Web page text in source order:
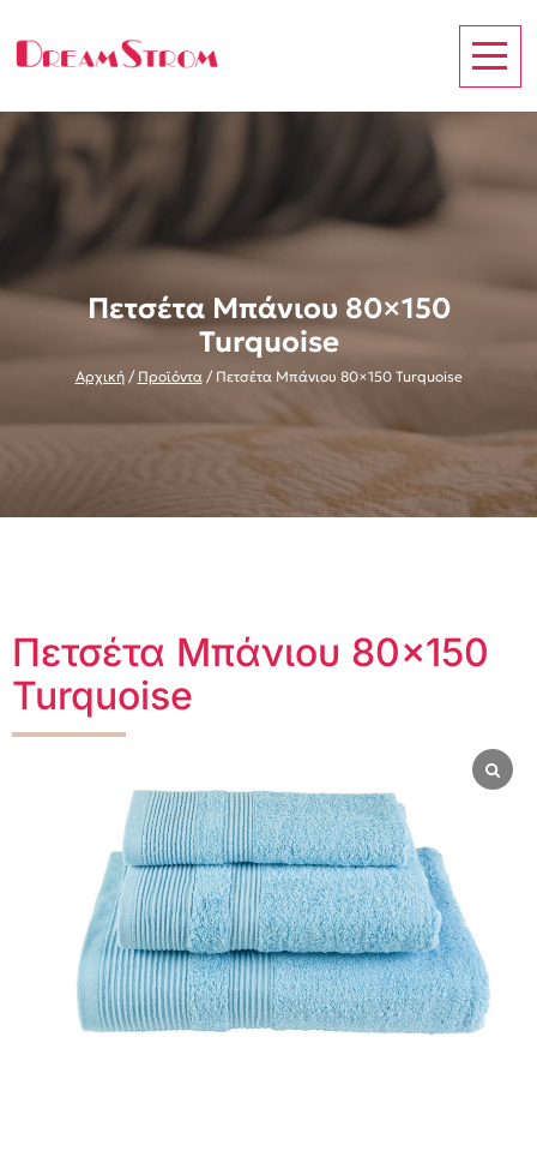
Πετσέτα Μπάνιου 80×150
Turquoise
Αρχική/ Προϊόντα/ Πετσέτα Μπάνιου 80×150 Turquoise
Πετσέτα Μπάνιου 80×150
Turquoise